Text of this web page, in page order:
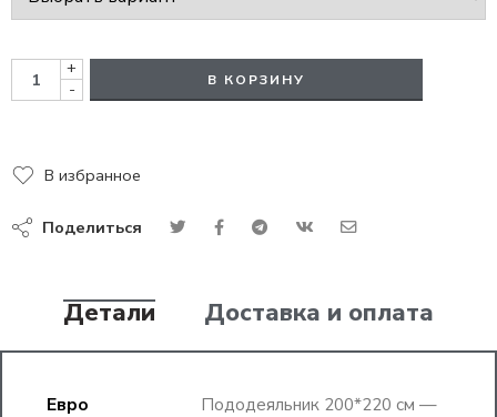
+
-
В КОРЗИНУ
В избранное
Поделиться
Детали Доставка и оплата
Евро
Пододеяльник 200*220 см —